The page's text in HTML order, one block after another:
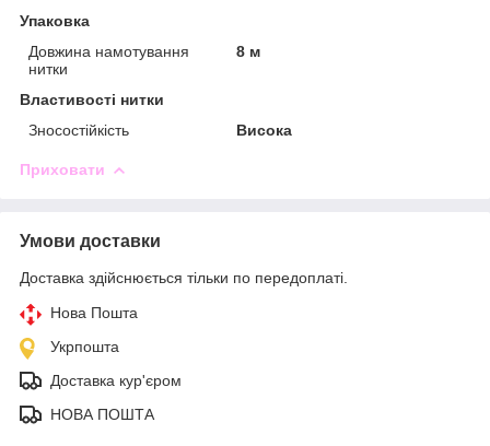
Упаковка
Довжина намотування
нитки
8 м
Властивості нитки
Зносостійкість
Висока
Приховати
Умови доставки
Доставка здійснюється тільки по передоплаті.
Нова Пошта
Укрпошта
Доставка кур'єром
НОВА ПОШТА